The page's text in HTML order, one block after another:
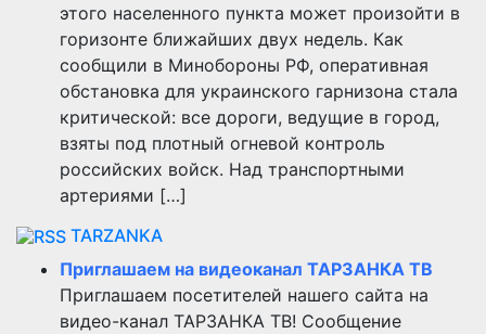
этого населенного пункта может произойти в
горизонте ближайших двух недель. Как
сообщили в Минобороны РФ, оперативная
обстановка для украинского гарнизона стала
критической: все дороги, ведущие в город,
взяты под плотный огневой контроль
российских войск. Над транспортными
артериями […]
TARZANKA
Приглашаем на видеоканал ТАРЗАНКА ТВ
Приглашаем посетителей нашего сайта на
видео-канал ТАРЗАНКА ТВ! Сообщение